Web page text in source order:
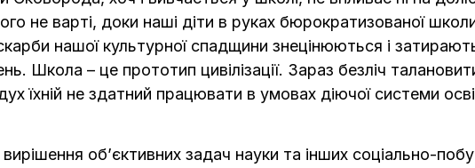
не варті, доки наші діти в руках бюрократизованої
скарби нашої культурної спадщини знецінюються і
Школа – це прототип цивілізації. Зараз безліч
їхній не здатний працювати в умовах діючої системи
об’єктивних задач науки та інших соціально-